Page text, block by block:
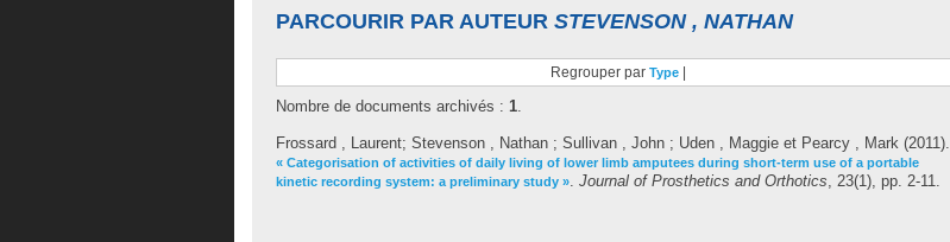
PARCOURIR PAR AUTEUR STEVENSON , NATHAN
Regrouper par Type
Nombre de documents archivés : 1.
Frossard , Laurent; Stevenson , Nathan ; Sullivan , John ; Uden , Maggie et Pearcy , Mark (2011).
« Categorisation of activities of daily living of lower limb amputees during short-term use of a portable
kinetic recording system: a preliminary study ». Journal of Prosthetics and Orthotics, 23(1), pp. 2-11.